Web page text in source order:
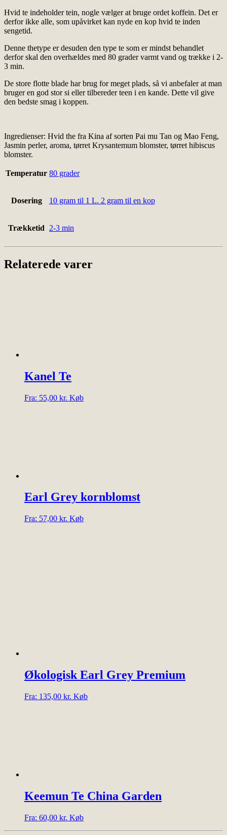
Hvid te indeholder tein, nogle vælger at bruge ordet koffein. Det er
derfor ikke alle, som upåvirket kan nyde en kop hvid te inden
sengetid.
Denne thetype er desuden den type te som er mindst behandlet
derfor skal den overhældes med 80 grader varmt vand og trække i 2-
3 min.
De store flotte blade har brug for meget plads, så vi anbefaler at man
bruger en god stor si eller tilbereder teen i en kande. Dette vil give
den bedste smag i koppen.
Ingredienser: Hvid the fra Kina af sorten Pai mu Tan og Mao Feng,
Jasmin perler, aroma, tørret Krysantemum blomster, tørret hibiscus
blomster.
Temperatur 80 grader
Dosering 10 gram til 1 L. 2 gram til en kop
Trækketid 2-3 min
Relaterede varer
Kanel Te
Fra: 55,00 kr. KøbDette
Earl Grey kornblomst
Fra: 57,00 kr. KøbDette
Økologisk Earl Grey Premium
Fra: 135,00 kr. KøbDette
Keemun Te China Garden
Fra: 60,00 kr. KøbDette